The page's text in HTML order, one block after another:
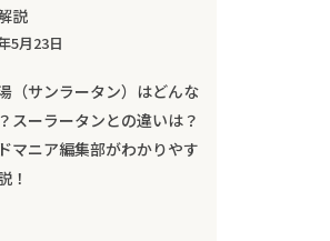
説
5月23日
（サンラータン）はどんな
スーラータンとの違いは？
マニア編集部がわかりやす
！